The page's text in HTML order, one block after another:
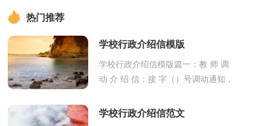
热门推荐
学校行政介绍信模版
学校行政介绍信模版篇一：教 师 调
动 介 绍 信：接 字（）号调动通知，
你处分配工作，到时请接洽为荷。此
学校行政介绍信范文